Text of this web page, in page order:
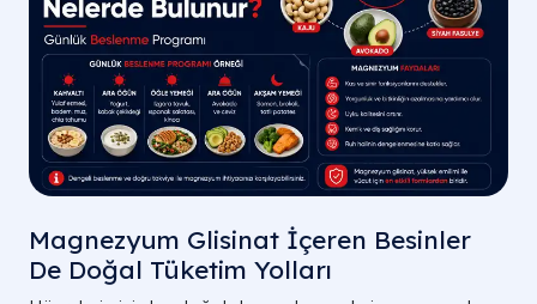
Kronik Stres
Kortizol salınımını dengeler, zihinsel
uyarılmayı baskılar.
Uyku Bozukluğu
GABA aktivitesini artırır, beyni derin uykuya
hazırlar.
Kas Ağrıları
Kas liflerinde kalsiyum birikimini önleyerek
gevşeme sağlar.
dalgalanmaları yatıştırır.
A LIFE SAĞLIK GRUBU | FONKSİYONEL TIP
Magnezyum Glisinat İçeren Besinler
De Doğal Tüketim Yolları